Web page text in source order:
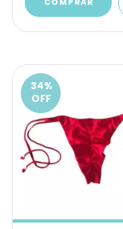
34%
OFF